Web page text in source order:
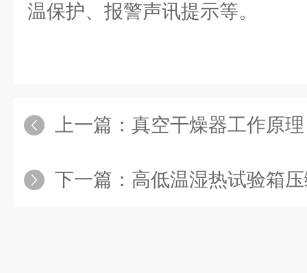
温保护、报警声讯提示等。
上一篇： 真空干燥器工作原理
下一篇： 高低温湿热试验箱